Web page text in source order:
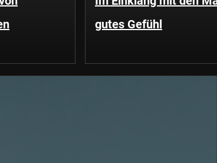
gutes Gefühl